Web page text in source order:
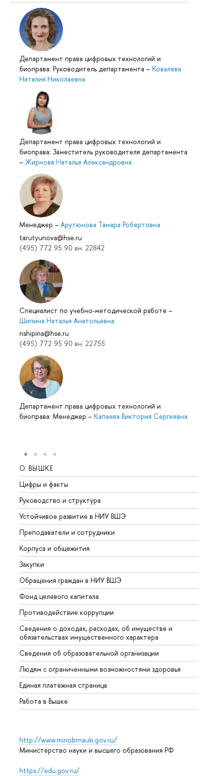
Департамент права цифровых технологий и
биоправа: Руководитель департамента – Ковалева
Наталия Николаевна
Департамент права цифровых технологий и
биоправа: Заместитель руководителя департамента
– Жирнова Наталья Александровна
Менеджер – Арутюнова Тамара Робертовна
tarutyunova@hse.ru
(495) 772 95 90 вн. 22842
Специалист по учебно-методической работе –
Шипина Наталья Анатольевна
nshipina@hse.ru
(495) 772 95 90 вн. 22755
Департамент права цифровых технологий и
биоправа: Менеджер – Капаева Виктория Сергеевна
О ВЫШКЕ
Цифры и факты
Руководство и структура
Устойчивое развитие в НИУ ВШЭ
Преподаватели и сотрудники
Корпуса и общежития
Закупки
Обращения граждан в НИУ ВШЭ
Фонд целевого капитала
Противодействие коррупции
Сведения о доходах, расходах, об имуществе и
обязательствах имущественного характера
Сведения об образовательной организации
Людям с ограниченными возможностями здоровья
Единая платежная страница
Работа в Вышке
http://www.minobrnauki.gov.ru/
Министерство науки и высшего образования РФ
https://edu.gov.ru/